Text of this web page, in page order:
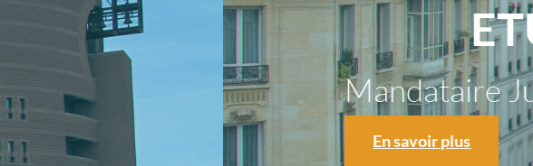
BASSE
à Neuilly sur Seine